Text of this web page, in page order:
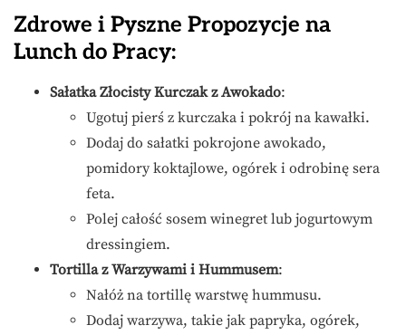
Zdrowe i Pyszne Propozycje na
Lunch do Pracy:
Sałatka Złocisty Kurczak z Awokado:
Ugotuj pierś z kurczaka i pokrój na kawałki.
Dodaj do sałatki pokrojone awokado,
pomidory koktajlowe, ogórek i odrobinę sera
feta.
Polej całość sosem winegret lub jogurtowym
dressingiem.
Tortilla z Warzywami i Hummusem:
Nałóż na tortillę warstwę hummusu.
Dodaj warzywa, takie jak papryka, ogórek,